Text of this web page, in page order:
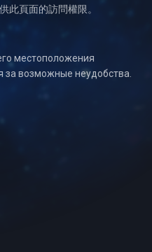
此頁面的訪問權限。
местоположения
за возможные неудобства.